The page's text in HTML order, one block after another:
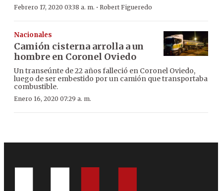
Febrero 17, 2020 03:38 a. m. · Robert Figueredo
Nacionales
Camión cisterna arrolla a un
hombre en Coronel Oviedo
Un transeúnte de 22 años falleció en Coronel Oviedo,
luego de ser embestido por un camión que transportaba
combustible.
Enero 16, 2020 07:29 a. m.